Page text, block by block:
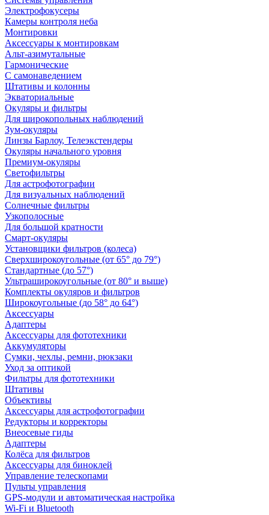
Электрофокусеры
Камеры контроля неба
Монтировки
Аксессуары к монтировкам
Альт-азимутальные
Гармонические
С самонаведением
Штативы и колонны
Экваториальные
Окуляры и фильтры
Для широкопольных наблюдений
Зум-окуляры
Линзы Барлоу, Телеэкстендеры
Окуляры начального уровня
Премиум-окуляры
Светофильтры
Для астрофотографии
Для визуальных наблюдений
Солнечные фильтры
Узкополосные
Для большой кратности
Смарт-окуляры
Установщики фильтров (колеса)
Сверхширокоугольные (от 65° до 79°)
Стандартные (до 57°)
Ультраширокоугольные (от 80° и выше)
Комплекты окуляров и фильтров
Широкоугольные (до 58° до 64°)
Аксессуары
Адаптеры
Аксессуары для фототехники
Аккумуляторы
Сумки, чехлы, ремни, рюкзаки
Уход за оптикой
Фильтры для фототехники
Штативы
Объективы
Аксессуары для астрофотографии
Редукторы и корректоры
Внеосевые гиды
Адаптеры
Колёса для фильтров
Аксессуары для биноклей
Управление телескопами
Пульты управления
GPS-модули и автоматическая настройка
Wi-Fi и Bluetooth